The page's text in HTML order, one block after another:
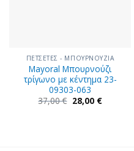
ΠΕΤΣΕΤΕΣ - ΜΠΟΥΡΝΟΥΖΙΑ
Mayoral Μπουρνούζι
τρίγωνο με κέντημα 23-
09303-063
37,00€ Original
price
28,00 €Η
τρέχουσα